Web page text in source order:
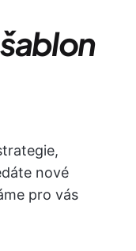
nové
pro vás